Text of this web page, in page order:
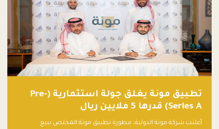
تطبيق مونة يغلق جولة استثمارية (Pre-
Series A) قدرها 5 ملايين ريال
أعلنت شركة مونة الدولية، مطورة تطبيق مونة المختص ببيع